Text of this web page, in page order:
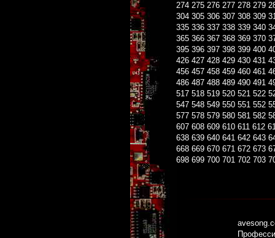
274 275 276 277 278 279
304 305 306 307 308 309
335 336 337 338 339 340
365 366 367 368 369 370
395 396 397 398 399 400
426 427 428 429 430 431
456 457 458 459 460 461
486 487 488 489 490 491
517 518 519 520 521 522
547 548 549 550 551 552
577 578 579 580 581 582
607 608 609 610 611 612
638 639 640 641 642 643
668 669 670 671 672 673
698 699 700 701 702 703